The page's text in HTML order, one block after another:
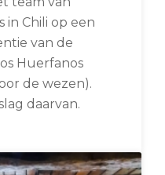
in Chili op een
van de
Huerfanos
de wezen).
daarvan.